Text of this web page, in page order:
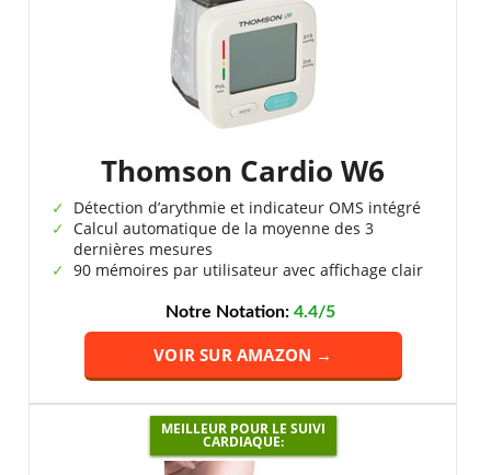
Thomson Cardio W6
Détection d’arythmie et indicateur OMS intégré
Calcul automatique de la moyenne des 3
dernières mesures
90 mémoires par utilisateur avec affichage clair
Notre Notation:4.4/5
VOIR SUR AMAZON →
MEILLEUR POUR LE SUIVI
CARDIAQUE: